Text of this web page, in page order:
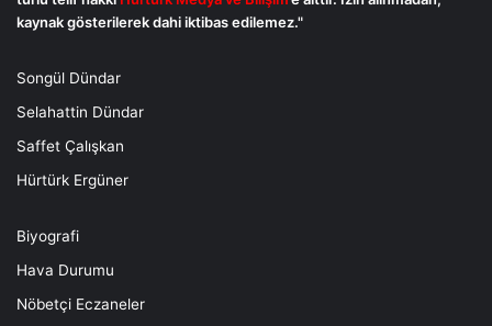
kaynak gösterilerek dahi iktibas edilemez."
Songül Dündar
Selahattin Dündar
Saffet Çalışkan
Hürtürk Ergüner
Biyografi
Hava Durumu
Nöbetçi Eczaneler